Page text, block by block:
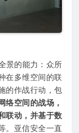
景的能力：众所
在多维空间的联
的作战行动，包
络空间的战场，
联动，并基于数
。亚信安全一直